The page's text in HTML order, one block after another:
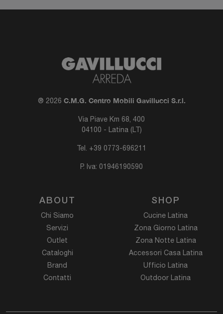
® 2026 C.M.G. Centro Mobili Gavillucci S.r.l.
Via Piave Km 68, 400
04100 - Latina (LT)
Tel. +39 0773-696211
P. Iva: 01946190590
ABOUT
Chi Siamo
Servizi
Outlet
Cataloghi
Brand
Contatti
SHOP
Cucine Latina
Zona Giorno Latina
Zona Notte Latina
Accessori Casa Latina
Ufficio Latina
Outdoor Latina